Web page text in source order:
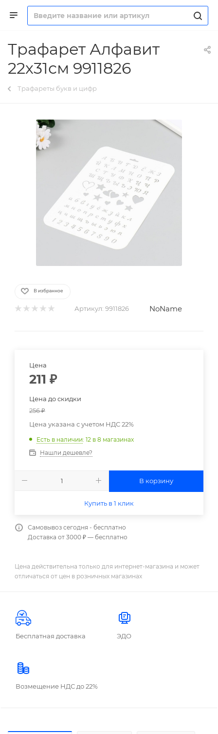
Трафарет Алфавит
22х31см 9911826
Трафареты букв и цифр
В избранное
Артикул: 9911826 NoName
Цена
211 ₽
Цена до скидки
256₽
Цена указана с учетом НДС 22%
Есть в наличии: 12 в 8 магазинах
Нашли дешевле?
В корзину
Купить в 1 клик
Самовывоз сегодня - бесплатно
Доставка от 3000 ₽ — бесплатно
Цена действительна только для интернет-магазина и может
отличаться от цен в розничных магазинах
Бесплатная доставка ЭДО
Возмещение НДС до 22%